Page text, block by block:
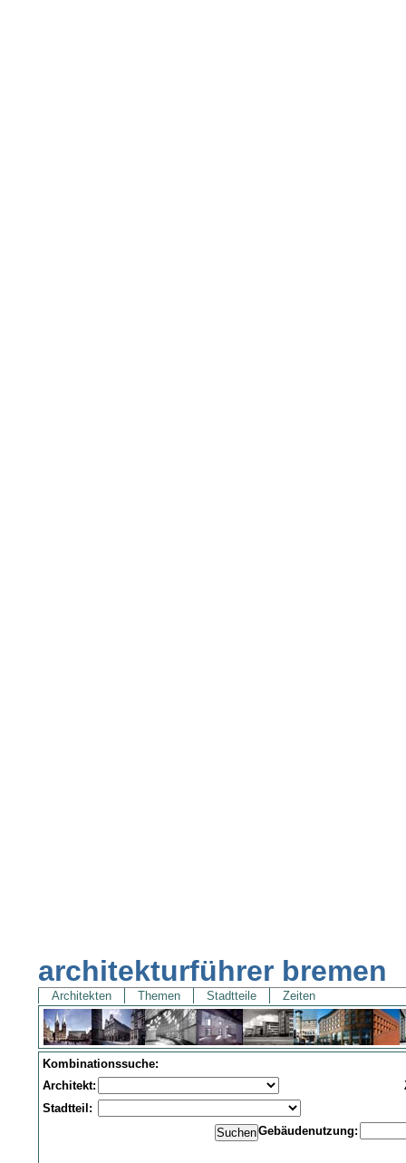
architekturführer bremen
Architekten Themen Stadtteile Zeiten
Kombinationssuche:
Architekt:
Stadtteil:
Gebäudenutzung: